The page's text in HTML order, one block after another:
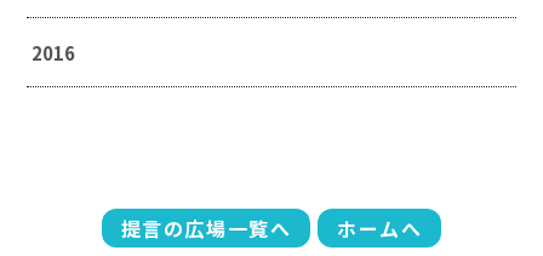
2016
提言の広場一覧へ ホームへ